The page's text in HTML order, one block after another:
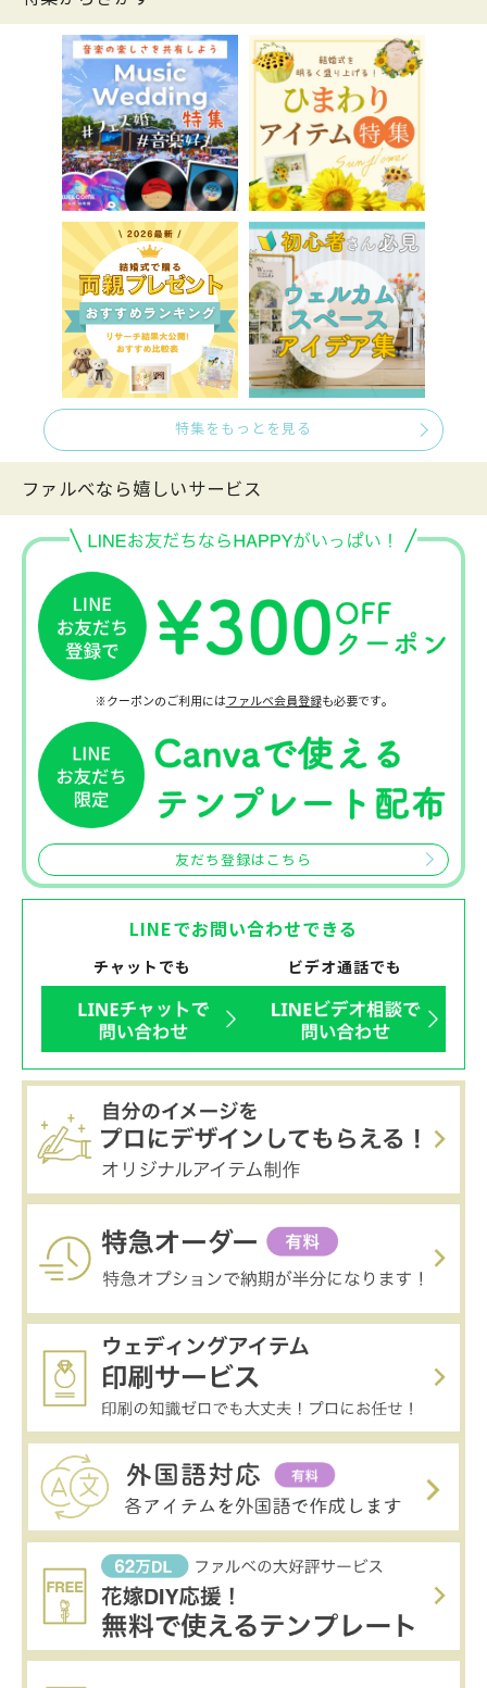
特集をもっとを見る
ファルべなら嬉しいサービス
※クーポンのご利用にはファルベ会員登録も必要です。
友だち登録はこちら
LINEでお問い合わせできる
チャットでも ビデオ通話でも